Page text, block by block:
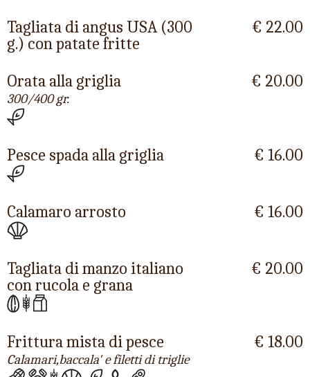
Tagliata di angus USA (300
g.) con patate fritte
€ 22.00
Orata alla griglia
300/400 gr.
€ 20.00
Pesce spada alla griglia € 16.00
Calamaro arrosto € 16.00
Tagliata di manzo italiano
con rucola e grana
€ 20.00
Frittura mista di pesce
Calamari,baccala' e filetti di triglie
€ 18.00